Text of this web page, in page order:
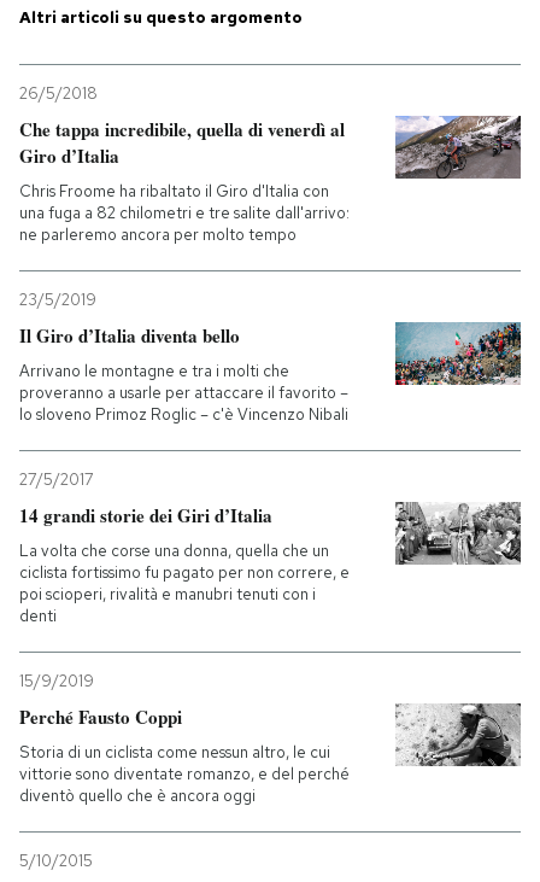
Sport
Mondiali calcio 2026
I MIEI PREFERITI
SHOP
CALENDARIO
AREA PERSONALE
Altri articoli su questo argomento
26/5/2018
Che tappa incredibile, quella di venerdì al
Giro d’Italia
Chris Froome ha ribaltato il Giro d'Italia con
una fuga a 82 chilometri e tre salite dall'arrivo:
ne parleremo ancora per molto tempo
23/5/2019
Il Giro d’Italia diventa bello
Arrivano le montagne e tra i molti che
proveranno a usarle per attaccare il favorito –
lo sloveno Primoz Roglic – c'è Vincenzo Nibali
27/5/2017
14 grandi storie dei Giri d’Italia
La volta che corse una donna, quella che un
ciclista fortissimo fu pagato per non correre, e
poi scioperi, rivalità e manubri tenuti con i
denti
15/9/2019
Perché Fausto Coppi
Storia di un ciclista come nessun altro, le cui
vittorie sono diventate romanzo, e del perché
diventò quello che è ancora oggi
5/10/2015